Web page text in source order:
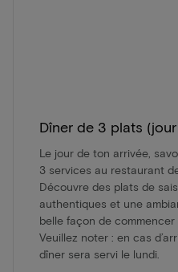
Dîner de 3 plats
Le jour de ton arrivée,
3 services au restaurant
Découvre des plats de
authentiques et une
belle façon de
Veuillez noter : en cas
dîner sera servi le lundi.